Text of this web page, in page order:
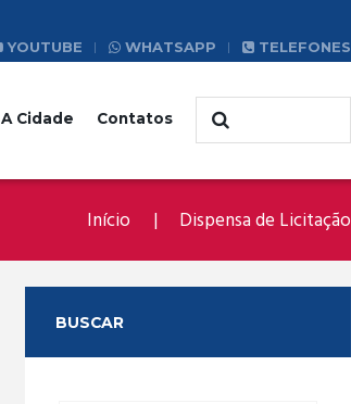
YOUTUBE WHATSAPP TELEFONES
A Cidade Contatos
Início Dispensa de Licitação
BUSCAR